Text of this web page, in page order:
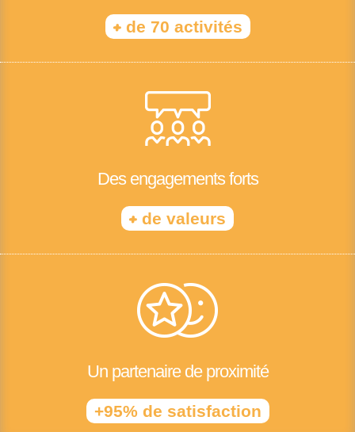
+de 70 activités
Des engagements forts
+ de valeurs
Un partenaire de proximité
+95% de satisfaction